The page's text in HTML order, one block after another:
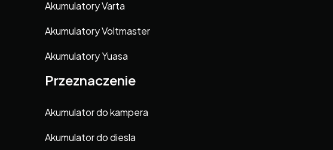
Akumulatory Varta
Akumulatory Voltmaster
Akumulatory Yuasa
Przeznaczenie
Akumulator do kampera
Akumulator do diesla